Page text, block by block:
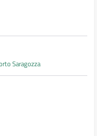
Saragozza